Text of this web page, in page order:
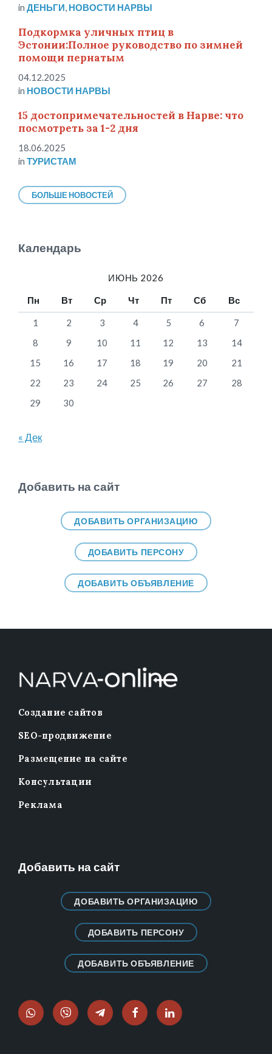
in ДЕНЬГИ НОВОСТИ НАРВЫ
Подкормка уличных птиц в
Эстонии:Полное руководство по зимней
помощи пернатым
04.12.2025
in НОВОСТИ НАРВЫ
15 достопримечательностей в Нарве: что
посмотреть за 1-2 дня
18.06.2025
in ТУРИСТАМ
БОЛЬШЕ НОВОСТЕЙ
Календарь
ИЮНЬ 2026
Пн Вт Ср Чт Пт Сб Вс
1 2 3 4 5 6
7
8
9 10 11 12 13
14
15
16 17 18 19 20
21
22
23 24 25 26 27
28
29
30
« Дек
Добавить на сайт
ДОБАВИТЬ ОРГАНИЗАЦИЮ
ДОБАВИТЬ ПЕРСОНУ
ДОБАВИТЬ ОБЪЯВЛЕНИЕ
Создание сайтов
SEO-продвижение
Размещение на сайте
Консультации
Реклама
Добавить на сайт
ДОБАВИТЬ ОРГАНИЗАЦИЮ
ДОБАВИТЬ ПЕРСОНУ
ДОБАВИТЬ ОБЪЯВЛЕНИЕ
WhatsAppViber TelegramFacebookLinkedIn